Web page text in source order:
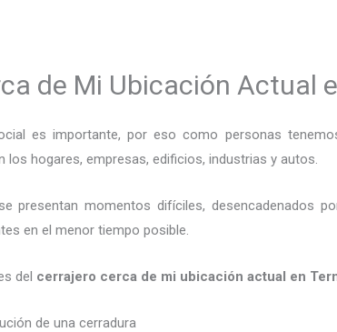
de Mi Ubicación Actual
es importante, por eso como personas
los hogares, empresas, edificios, industrias y autos.
presentan momentos difíciles, desencadenados
en el menor tiempo posible.
del cerrajero cerca de mi ubicación actual en
de una cerradura